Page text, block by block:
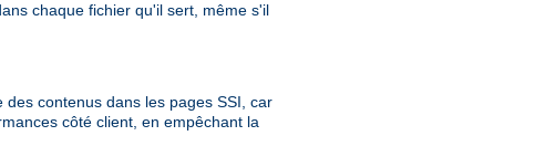
chaque fichier qu'il sert, même s'il
contenus dans les pages SSI, car
côté client, en empêchant la